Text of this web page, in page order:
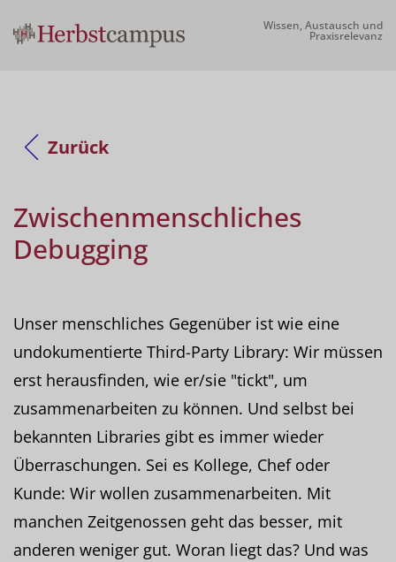
Wissen, Austausch und
Praxisrelevanz
Zurück
Zwischenmenschliches
Debugging
Unser menschliches Gegenüber ist wie eine
undokumentierte Third-Party Library: Wir müssen
erst herausfinden, wie er/sie "tickt", um
zusammenarbeiten zu können. Und selbst bei
bekannten Libraries gibt es immer wieder
Überraschungen. Sei es Kollege, Chef oder
Kunde: Wir wollen zusammenarbeiten. Mit
manchen Zeitgenossen geht das besser, mit
anderen weniger gut. Woran liegt das? Und was